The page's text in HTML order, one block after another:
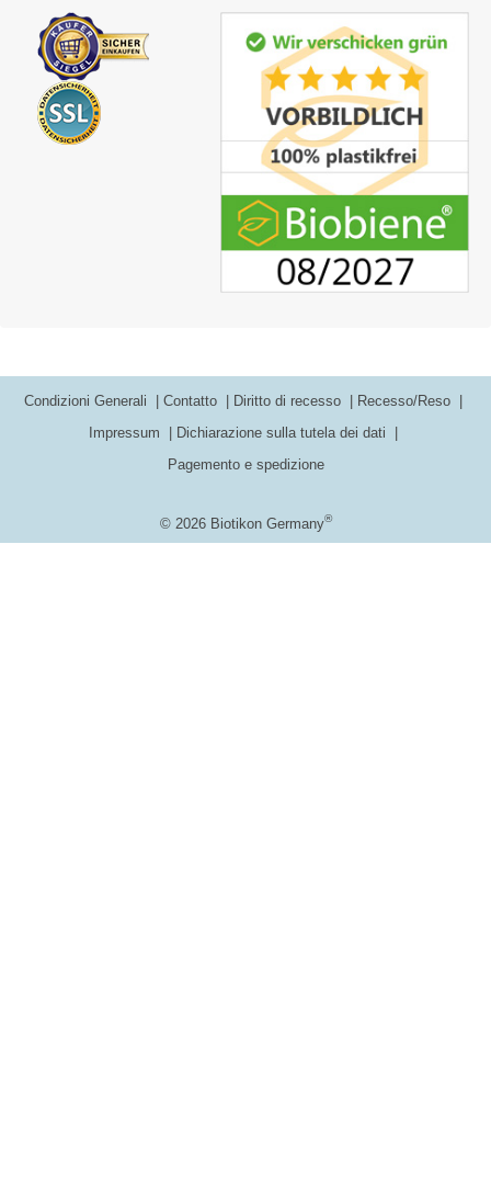
© 2026 Biotikon Germany®
Condizioni Generali Contatto Diritto di recesso
Recesso/Reso
Impressum
Dichiarazione sulla tutela dei dati
Pagemento e spedizione